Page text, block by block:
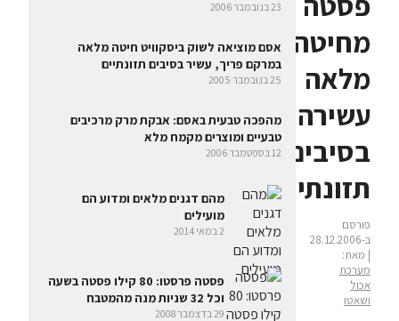
מחיטה
מלאה
עשירה
בסיבים
תזונתיים
פורסם
ב-28.12.2006
| מאת:
מערכת
אכול
ושאטו
23 בנובמבר 2006
אסם מוציאה לשוק ביסקוויט חיטה מלאה
במרקם פריך, עשיר בסיבים תזונתיים
25 בנובמבר 2005
מהפכה טבעית באסם: אבקת מרק מרכיבים
טבעיים ומוצרים מקמח מלא
12 בספטמבר 2006
מהם דגנים מלאים ומדוע הם
מועילים
2 במאי 2014
פסטה פרסטו: 80 קילו פסטה בשעה
וכל 32 שניות מנה מהמטבח
29 בדצמבר 2008